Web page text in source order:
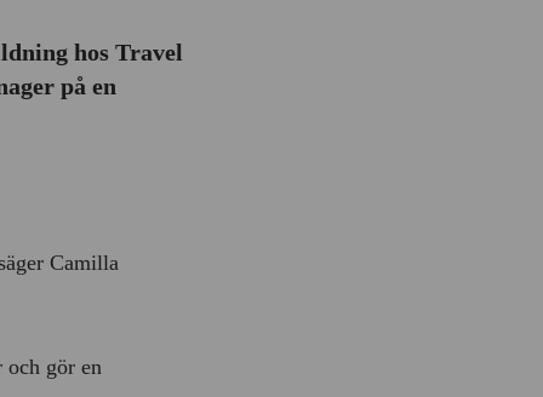
hos Travel
på en
Camilla
gör en